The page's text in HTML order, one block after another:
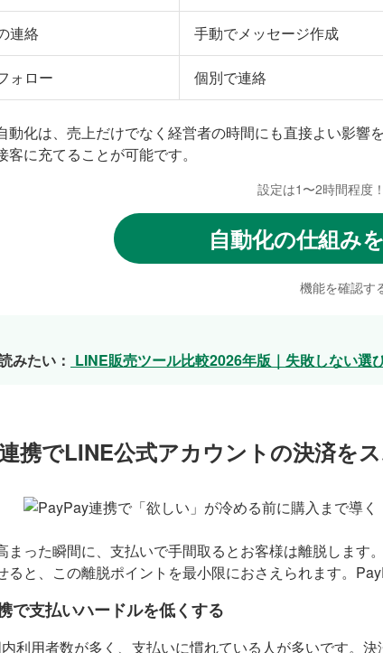
連絡 手動でメッセージ作成
ォロー 個別で連絡
動化は、売上だけでなく経営者の時間にも直接よい影
客に充てることが可能です。
設定は1〜2時間程度
自動化の仕組み
機能を確認す
みたい： LINE販売ツール比較2026年版｜失敗しない
携でLINE公式アカウントの決済を
まった瞬間に、支払いで手間取るとお客様は離脱しま
ると、この離脱ポイントを最小限におさえられます。
で支払いハードルを低くする
利用者数が多く、支払いに慣れている人が多いです。